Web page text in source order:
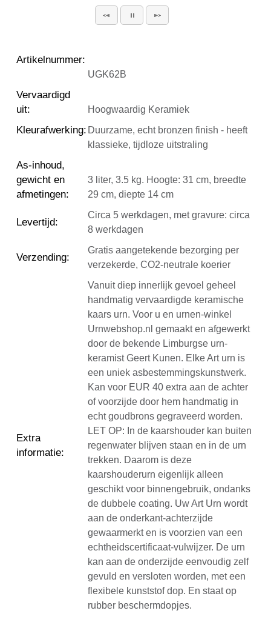
Artikelnummer:
UGK62B
Vervaardigd
uit: Hoogwaardig Keramiek
Kleurafwerking: Duurzame, echt bronzen finish - heeft
klassieke, tijdloze uitstraling
As-inhoud,
gewicht en
afmetingen:
3 liter, 3.5 kg. Hoogte: 31 cm, breedte
29 cm, diepte 14 cm
Levertijd:
Circa 5 werkdagen, met gravure: circa
8 werkdagen
Verzending:
Gratis aangetekende bezorging per
verzekerde, CO2-neutrale koerier
Extra
informatie:
Vanuit diep innerlijk gevoel geheel
handmatig vervaardigde keramische
kaars urn. Voor u en urnen-winkel
Urnwebshop.nl gemaakt en afgewerkt
door de bekende Limburgse urn-
keramist Geert Kunen. Elke Art urn is
een uniek asbestemmingskunstwerk.
Kan voor EUR 40 extra aan de achter
of voorzijde door hem handmatig in
echt goudbrons gegraveerd worden.
LET OP: In de kaarshouder kan buiten
regenwater blijven staan en in de urn
trekken. Daarom is deze
kaarshouderurn eigenlijk alleen
geschikt voor binnengebruik, ondanks
de dubbele coating. Uw Art Urn wordt
aan de onderkant-achterzijde
gewaarmerkt en is voorzien van een
echtheidscertificaat-vulwijzer. De urn
kan aan de onderzijde eenvoudig zelf
gevuld en versloten worden, met een
flexibele kunststof dop. En staat op
rubber beschermdopjes.